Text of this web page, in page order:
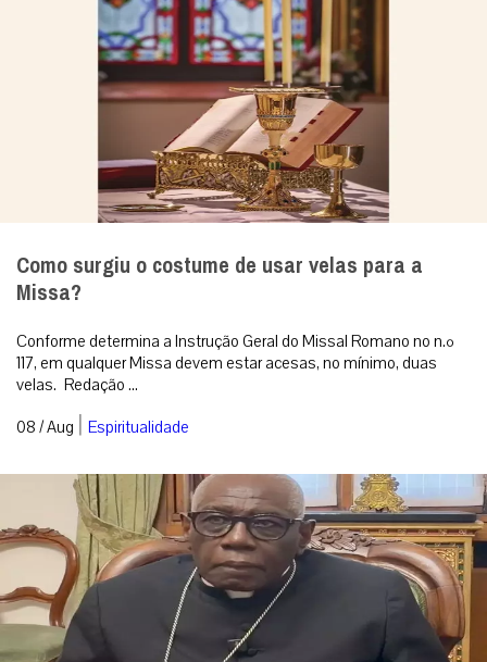
Como surgiu o costume de usar velas para a
Missa?
Conforme determina a Instrução Geral do Missal Romano no n.º
117, em qualquer Missa devem estar acesas, no mínimo, duas
velas. Redação ...
08 / Aug | Espiritualidade